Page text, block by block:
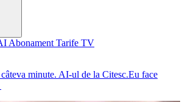
Abonament Tarife TV
minute. AI-ul de la Citesc.Eu face